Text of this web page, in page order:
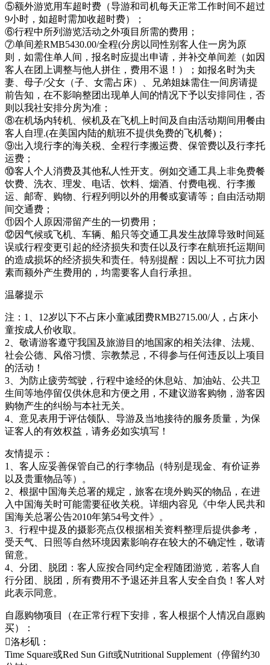
⑤额外游览用车超时费（导游和司机每天正常工作时间不超过
9小时，如超时需加收超时费）；
⑥行程中所列游览活动之外项目所需的费用；
⑦单间差RMB5430.00/全程(分房以同性别客人住一房为原
则，如需住单人间，报名时应提出申请，并补交单间差（如因
客人在团上调整与他人拼住，费用不退！）；如报名时为夫
妻、母子/父女（子、女需占床）、兄弟姐妹需住一间房请提
前告知，在不影响整团出现单人间的情况下予以安排同住，否
则以我社安排分房为准；
⑧在机场内转机、候机及在飞机上时间及自由活动期间用餐由
客人自理.(在美国内陆的航班不提供免费的飞机餐)；
⑨出入境行李的海关税、全程行李搬运费、保管费以及行李托
运费；
⑩客人个人消费及其他私人性开支。例如交通工具上非免费餐
饮费、洗衣、理发、电话、饮料、烟酒、付费电视、行李搬
运、邮寄、购物、行程列明以外的用餐或宴请等；自由活动期
间交通费；
⑪因个人原因滞留产生的一切费用；
⑫因气候或飞机、车辆、船只等交通工具发生故障导致时间延
误或行程变更引起的经济损失和责任以及行李在航班托运期间
的造成损坏的经济损失和责任。特别提醒：因以上不可抗力因
素而额外产生费用的，均需要客人自行承担。
温馨提示
注：1、12岁以下不占床小童减团费RMB2715.00/人，占床小
童按成人价收取。
2、敬请游客遵守我国及旅游目的地国家的相关法律、法规、
社会公德、风俗习惯、宗教禁忌，不得参与任何违反以上项目
的活动！
3、为防止疲劳驾驶，行程中途经的休息站、加油站、公共卫
生间等地停留仅供休息和方便之用，不建议游客购物，游客因
购物产生的纠纷与本社无关。
4、意见表用于评估领队、导游及当地接待的服务质量，为保
证客人的有效权益，请务必如实填写！
友情提示：
1、客人应妥善保管自己的行李物品（特别是现金、有价证券
以及贵重物品等）。
2、根据中国海关总署的规定，旅客在境外购买的物品，在进
入中国海关时可能需要征收关税。详细内容见《中华人民共和
国海关总署公告2010年第54号文件》。
3、行程中提及的摄影亮点仅根据相关资料整理后提供参考，
受天气、日照等自然环境因素影响存在较大的不确定性，敬请
留意。
4、分团、脱团：客人应按合同约定全程随团游览，若客人自
行分团、脱团，所有费用不予退还并且客人安全自负！客人对
此表示同意。
自愿购物项目（在正常行程下安排，客人根据个人情况自愿购
买）：
洛杉矶：
Time Square或Red Sun Gift或Nutritional Supplement（停留约30